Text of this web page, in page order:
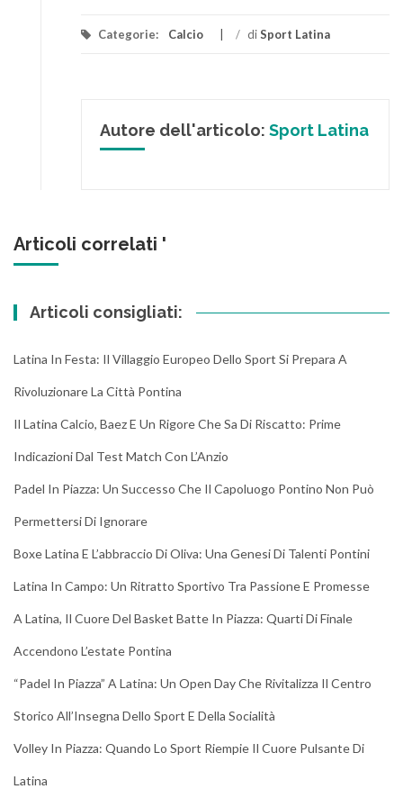
Categorie: Calcio / diSport Latina
Autore dell'articolo: Sport Latina
Articoli correlati '
Articoli consigliati:
Latina In Festa: Il Villaggio Europeo Dello Sport Si Prepara A
Rivoluzionare La Città Pontina
Il Latina Calcio, Baez E Un Rigore Che Sa Di Riscatto: Prime
Indicazioni Dal Test Match Con L’Anzio
Padel In Piazza: Un Successo Che Il Capoluogo Pontino Non Può
Permettersi Di Ignorare
Boxe Latina E L’abbraccio Di Oliva: Una Genesi Di Talenti Pontini
Latina In Campo: Un Ritratto Sportivo Tra Passione E Promesse
A Latina, Il Cuore Del Basket Batte In Piazza: Quarti Di Finale
Accendono L’estate Pontina
“Padel In Piazza” A Latina: Un Open Day Che Rivitalizza Il Centro
Storico All’Insegna Dello Sport E Della Socialità
Volley In Piazza: Quando Lo Sport Riempie Il Cuore Pulsante Di
Latina